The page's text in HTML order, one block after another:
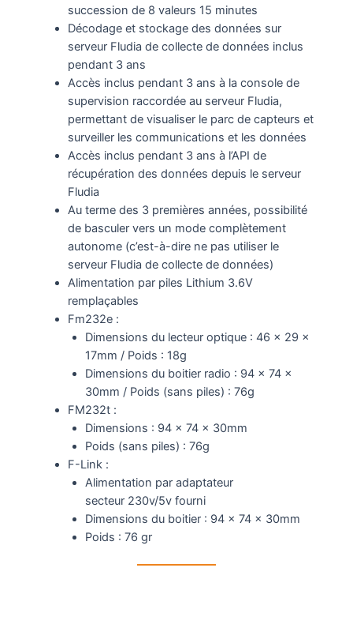
succession de 8 valeurs 15 minutes
Décodage et stockage des données sur
serveur Fludia de collecte de données inclus
pendant 3 ans
Accès inclus pendant 3 ans à la console de
supervision raccordée au serveur Fludia,
permettant de visualiser le parc de capteurs et
surveiller les communications et les données
Accès inclus pendant 3 ans à l’API de
récupération des données depuis le serveur
Fludia
Au terme des 3 premières années, possibilité
de basculer vers un mode complètement
autonome (c’est-à-dire ne pas utiliser le
serveur Fludia de collecte de données)
Alimentation par piles Lithium 3.6V
remplaçables
Fm232e :
Dimensions du lecteur optique : 46 x 29 x
17mm / Poids : 18g
Dimensions du boitier radio : 94 x 74 x
30mm / Poids (sans piles) : 76g
FM232t :
Dimensions : 94 x 74 x 30mm
Poids (sans piles) : 76g
F-Link :
Alimentation par adaptateur
secteur 230v/5v fourni
Dimensions du boitier : 94 x 74 x 30mm
Poids : 76 gr